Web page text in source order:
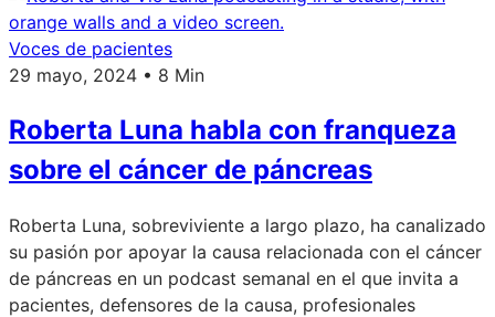
Voces de pacientes
29 mayo, 2024 • 8 Min
Roberta Luna habla con franqueza
sobre el cáncer de páncreas
Roberta Luna, sobreviviente a largo plazo, ha canalizado
su pasión por apoyar la causa relacionada con el cáncer
de páncreas en un podcast semanal en el que invita a
pacientes, defensores de la causa, profesionales